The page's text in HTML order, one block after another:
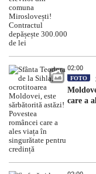
02:00
FOTO
care a